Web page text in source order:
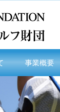
事業概要